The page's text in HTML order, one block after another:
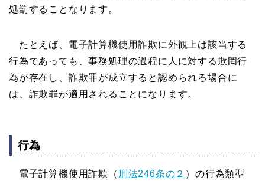
処罰することなります。
たとえば、電子計算機使用詐欺に外観上は該当する
行為であっても、事務処理の過程に人に対する欺罔行
為が存在し、詐欺罪が成立すると認められる場合に
は、詐欺罪が適用されることになります。
行為
電子計算機使用詐欺（刑法246条の２ ）の行為類型